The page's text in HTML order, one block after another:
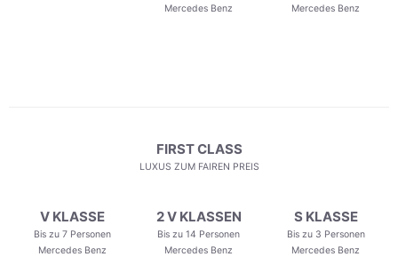
Mercedes Benz
Mercedes Benz
FIRST CLASS
LUXUS ZUM FAIREN PREIS
V KLASSE
Bis zu 7 Personen
Mercedes Benz
2 V KLASSEN
Bis zu 14 Personen
Mercedes Benz
S KLASSE
Bis zu 3 Personen
Mercedes Benz